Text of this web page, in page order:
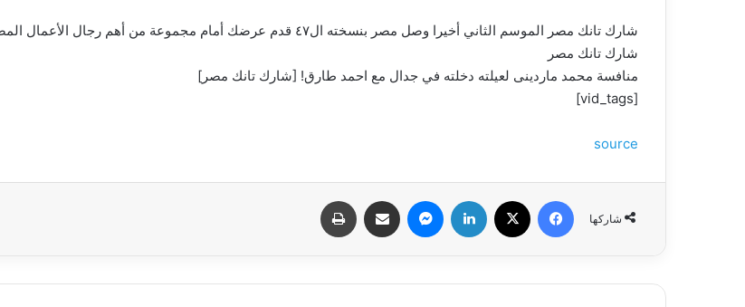
شارك تانك مصر الموسم الثاني أخيرا وصل مصر بنسخته ال٤٧ قدم عرضك أمام مجموعة من أهم رجال الأعمال المصريين واختار منهم شريكك لتحقيق حلمك.
شارك تانك مصر
منافسة محمد ماردينى لعيلته دخلته في جدال مع احمد طارق! [شارك تانك مصر]
[vid_tags]
source
شاركها
فيسبوك لينكدإن ماسنجر مشاركة عبر البريد